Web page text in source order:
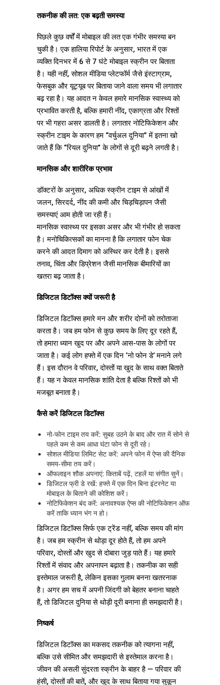
तकनीक की लत: एक बढ़ती समस्या
पिछले कुछ वर्षों में मोबाइल की लत एक गंभीर समस्या बन
चुकी है। एक हालिया रिपोर्ट के अनुसार, भारत में एक
व्यक्ति दिनभर में 6 से 7 घंटे मोबाइल स्क्रीन पर बिताता
है। यही नहीं, सोशल मीडिया प्लेटफॉर्म जैसे इंस्टाग्राम,
फेसबुक और यूट्यूब पर बिताया जाने वाला समय भी लगातार
बढ़ रहा है। यह आदत न केवल हमारे मानसिक स्वास्थ्य को
प्रभावित करती है, बल्कि हमारी नींद, एकाग्रता और रिश्तों
पर भी गहरा असर डालती है। लगातार नोटिफिकेशन और
स्क्रीन टाइम के कारण हम “वर्चुअल दुनिया” में इतना खो
जाते हैं कि “रियल दुनिया” के लोगों से दूरी बढ़ने लगती है।
मानसिक और शारीरिक प्रभाव
डॉक्टरों के अनुसार, अधिक स्क्रीन टाइम से आंखों में
जलन, सिरदर्द, नींद की कमी और चिड़चिड़ापन जैसी
समस्याएं आम होती जा रही हैं।
मानसिक स्वास्थ्य पर इसका असर और भी गंभीर हो सकता
है। मनोचिकित्सकों का मानना है कि लगातार फोन चेक
करने की आदत दिमाग को अस्थिर कर देती है। इससे
तनाव, चिंता और डिप्रेशन जैसी मानसिक बीमारियों का
खतरा बढ़ जाता है।
डिजिटल डिटॉक्स क्यों जरूरी है
डिजिटल डिटॉक्स हमारे मन और शरीर दोनों को तरोताजा
करता है। जब हम फोन से कुछ समय के लिए दूर रहते हैं,
तो हमारा ध्यान खुद पर और अपने आस-पास के लोगों पर
जाता है। कई लोग हफ्ते में एक दिन ‘नो फोन डे’ मनाने लगे
हैं। इस दौरान वे परिवार, दोस्तों या खुद के साथ वक्त बिताते
हैं। यह न केवल मानसिक शांति देता है बल्कि रिश्तों को भी
मजबूत बनाता है।
कैसे करें डिजिटल डिटॉक्स
नो-फोन टाइम तय करें: सुबह उठने के बाद और रात में सोने से
पहले कम से कम आधा घंटा फोन से दूरी रहे।
सोशल मीडिया लिमिट सेट करें: अपने फोन में ऐप्स की दैनिक
समय-सीमा तय करें।
ऑफलाइन शौक अपनाएं: किताबें पढ़ें, टहलें या संगीत सुनें।
डिजिटल फ्री डे रखें: हफ्ते में एक दिन बिना इंटरनेट या
मोबाइल के बिताने की कोशिश करें।
नोटिफिकेशन बंद करें: अनावश्यक ऐप्स की नोटिफिकेशन ऑफ
करें ताकि ध्यान भंग न हो।
डिजिटल डिटॉक्स सिर्फ एक ट्रेंड नहीं, बल्कि समय की मांग
है। जब हम स्क्रीन से थोड़ा दूर होते हैं, तो हम अपने
परिवार, दोस्तों और खुद से दोबारा जुड़ पाते हैं। यह हमारे
रिश्तों में संवाद और अपनापन बढ़ाता है। तकनीक का सही
इस्तेमाल जरूरी है, लेकिन इसका गुलाम बनना खतरनाक
है। अगर हम सच में अपनी जिंदगी को बेहतर बनाना चाहते
हैं, तो डिजिटल दुनिया से थोड़ी दूरी बनाना ही समझदारी है।
निष्कर्ष
डिजिटल डिटॉक्स का मकसद तकनीक को त्यागना नहीं,
बल्कि उसे सीमित और समझदारी से इस्तेमाल करना है।
जीवन की असली सुंदरता स्क्रीन के बाहर है — परिवार की
हंसी, दोस्तों की बातें, और खुद के साथ बिताया गया सुकून